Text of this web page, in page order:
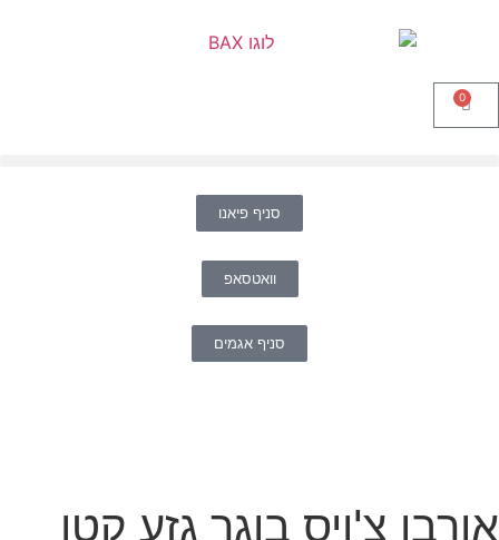
0
סניף פיאנו
וואטסאפ
סניף אגמים
אורבן צ'ויס בוגר גזע קטן